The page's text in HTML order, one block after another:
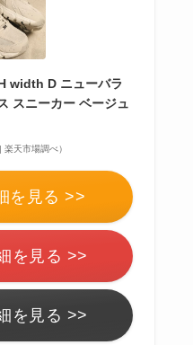
width D ニューバラ
スニーカー ベージュ
天市場調べ）
を見る >>
を見る >>
を見る >>